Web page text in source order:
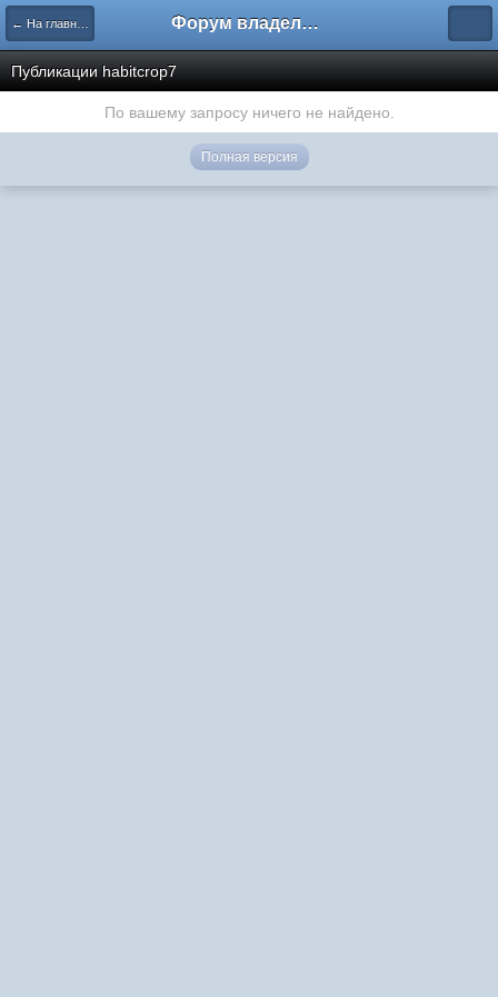
← На главную Форум владельцев интернет-магазинов
Публикации habitcrop7
По вашему запросу ничего не найдено.
Полная версия